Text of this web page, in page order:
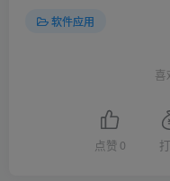
软件应用
喜
点赞 0